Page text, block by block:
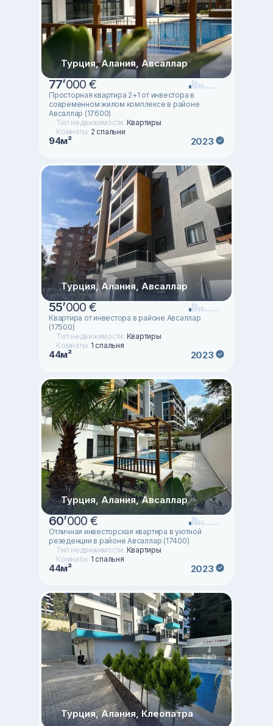
Турция, Алания, Авсаллар
77’000 €
Просторная квартира 2+1 от инвестора в
современном жилом комплексе в районе
Авсаллар (17600)
Тип недвижимости: Квартиры
Комнаты: 2 спальни
94м² 2023
Турция, Алания, Авсаллар
55’000 €
Квартира от инвестора в районе Авсаллар
(17500)
Тип недвижимости: Квартиры
Комнаты: 1 спальня
44м² 2023
Турция, Алания, Авсаллар
60’000 €
Отличная инвесторская квартира в уютной
резеденции в районе Авсаллар (17400)
Тип недвижимости: Квартиры
Комнаты: 1 спальня
44м² 2023
Турция, Алания, Клеопатра